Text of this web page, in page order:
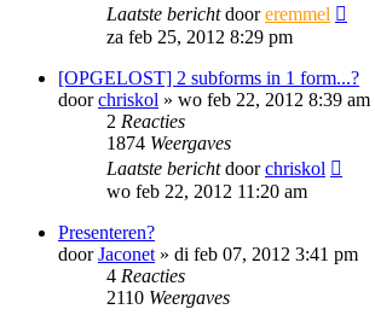
Laatste berichtdooreremmel
za feb 25, 2012 8:29 pm
[OPGELOST] 2 subforms in 1 form...?
doorchriskol » wo feb 22, 2012 8:39 am
2 Reacties
1874 Weergaves
Laatste berichtdoorchriskol
wo feb 22, 2012 11:20 am
Presenteren?
doorJaconet » di feb 07, 2012 3:41 pm
4 Reacties
2110 Weergaves